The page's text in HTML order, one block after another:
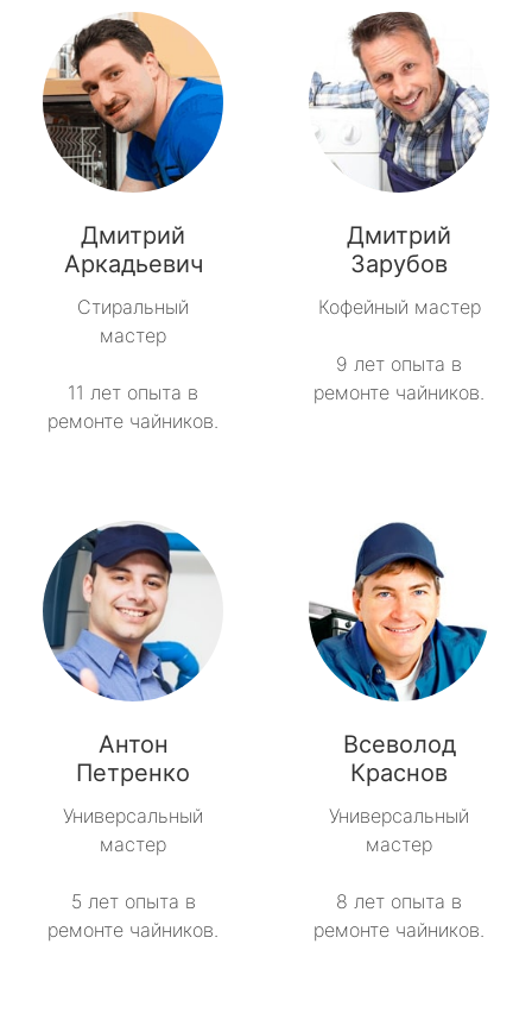
Дмитрий
Аркадьевич
Стиральный
мастер
11 лет опыта в
ремонте чайников.
Дмитрий
Зарубов
Кофейный мастер
9 лет опыта в
ремонте чайников.
Антон
Петренко
Универсальный
мастер
5 лет опыта в
ремонте чайников.
Всеволод
Краснов
Универсальный
мастер
8 лет опыта в
ремонте чайников.